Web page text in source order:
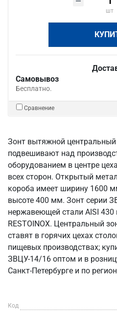
шт
Самовывоз
Бесплатно.
Сравнение
Зонт вытяжной
подвешивают над
оборудованием в центре
всех сторон. Открытый
короба имеет ширину 1600
высоте 400 мм. Зонт серии
нержавеющей стали AISI 430
RESTOINOX. Центральный
ставят в горячих цехах
пищевых производствах;
ЗВЦУ-14/16 оптом и в
Санкт‑Петербурге и по
Код